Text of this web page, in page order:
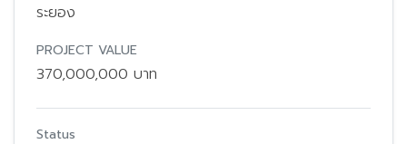
ระยอง
PROJECT VALUE
370,000,000 บาท
Status